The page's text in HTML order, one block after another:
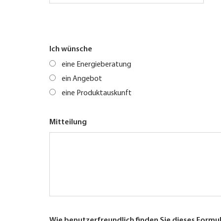
Ich wünsche
eine Energieberatung
ein Angebot
eine Produktauskunft
Mitteilung